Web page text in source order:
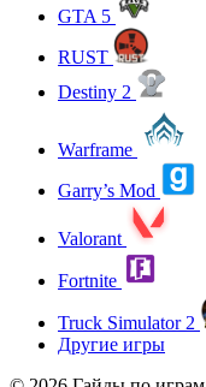
GTA 5
RUST
Destiny 2
Warframe
Garry’s Mod
Valorant
Fortnite
Truck Simulator 2
Другие игры